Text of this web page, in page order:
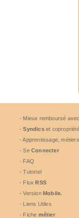
- Mieux remboursé
-Syndicset
- Apprentissage,
- Se Connecter
- FAQ
- Tutoriel
- FluxRSS
- Version Mobile.
- Liens Utiles
- Fiche métier